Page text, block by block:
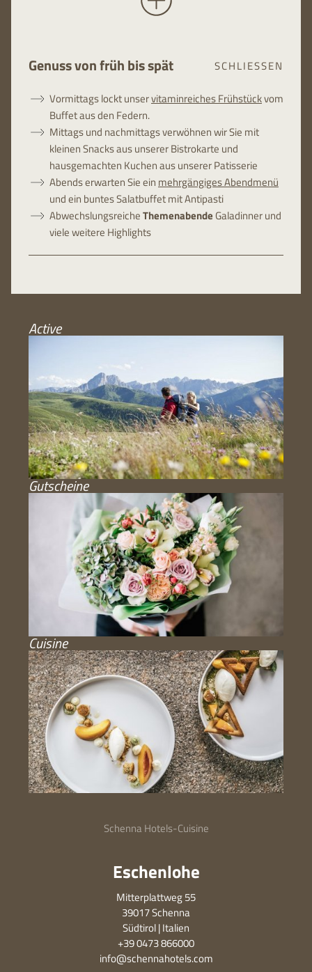
Genuss von früh bis spät SCHLIESSEN
Vormittags lockt unservitaminreiches Frühstückvom
Buffet aus den Federn.
Mittags und nachmittags verwöhnen wir Sie mit
kleinen Snacks aus unserer Bistrokarte und
hausgemachten Kuchen aus unserer Patisserie
Abends erwarten Sie ein mehrgängiges Abendmenü
und ein buntes Salatbuffet mit Antipasti
AbwechslungsreicheThemenabende Galadinner und
viele weitere Highlights
Active
Gutscheine
Cuisine
Schenna Hotels-Cuisine
Eschenlohe
Mitterplattweg 55
39017 Schenna
Südtirol | Italien
+39 0473 866000
info@schennahotels.com